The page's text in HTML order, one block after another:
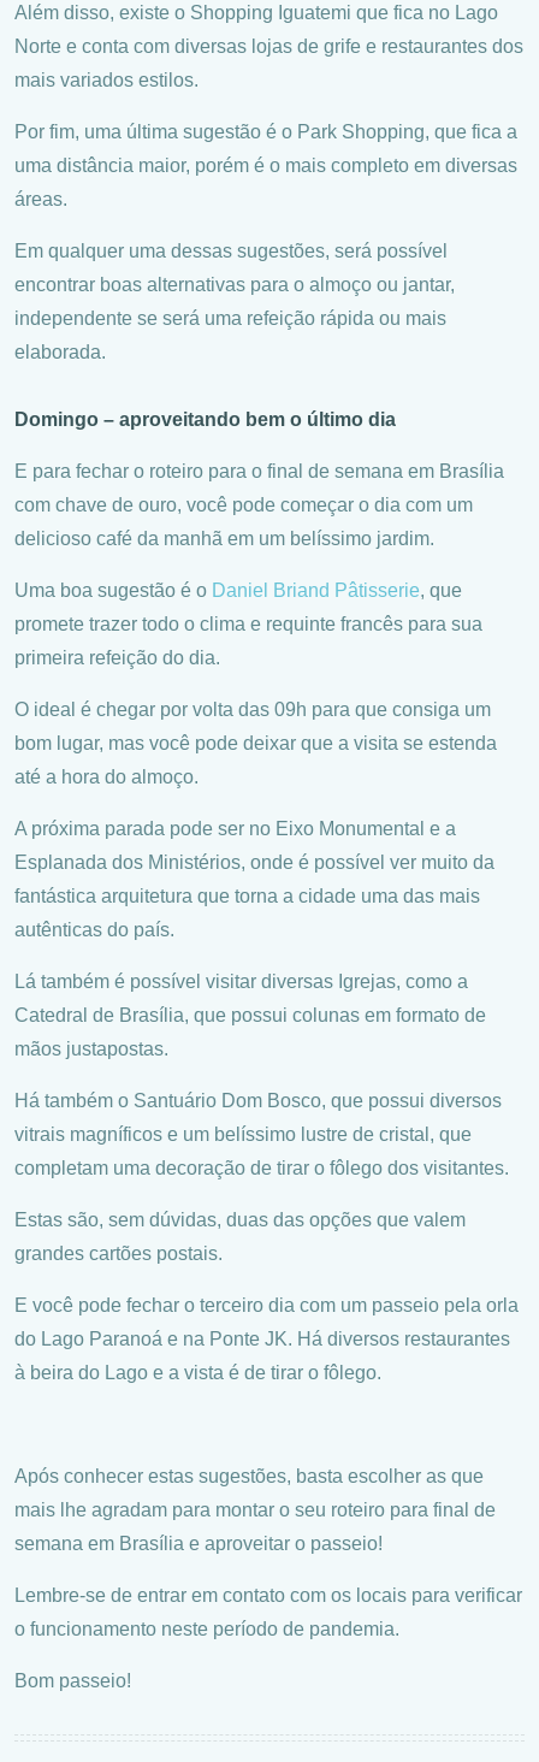
Além disso, existe o Shopping Iguatemi que fica no Lago
Norte e conta com diversas lojas de grife e restaurantes dos
mais variados estilos.
Por fim, uma última sugestão é o Park Shopping, que fica a
uma distância maior, porém é o mais completo em diversas
áreas.
Em qualquer uma dessas sugestões, será possível
encontrar boas alternativas para o almoço ou jantar,
independente se será uma refeição rápida ou mais
elaborada.
Domingo – aproveitando bem o último dia
E para fechar o roteiro para o final de semana em Brasília
com chave de ouro, você pode começar o dia com um
delicioso café da manhã em um belíssimo jardim.
Uma boa sugestão é o Daniel Briand Pâtisserie, que
promete trazer todo o clima e requinte francês para sua
primeira refeição do dia.
O ideal é chegar por volta das 09h para que consiga um
bom lugar, mas você pode deixar que a visita se estenda
até a hora do almoço.
A próxima parada pode ser no Eixo Monumental e a
Esplanada dos Ministérios, onde é possível ver muito da
fantástica arquitetura que torna a cidade uma das mais
autênticas do país.
Lá também é possível visitar diversas Igrejas, como a
Catedral de Brasília, que possui colunas em formato de
mãos justapostas.
Há também o Santuário Dom Bosco, que possui diversos
vitrais magníficos e um belíssimo lustre de cristal, que
completam uma decoração de tirar o fôlego dos visitantes.
Estas são, sem dúvidas, duas das opções que valem
grandes cartões postais.
E você pode fechar o terceiro dia com um passeio pela orla
do Lago Paranoá e na Ponte JK. Há diversos restaurantes
à beira do Lago e a vista é de tirar o fôlego.
Após conhecer estas sugestões, basta escolher as que
mais lhe agradam para montar o seu roteiro para final de
semana em Brasília e aproveitar o passeio!
Lembre-se de entrar em contato com os locais para verificar
o funcionamento neste período de pandemia.
Bom passeio!